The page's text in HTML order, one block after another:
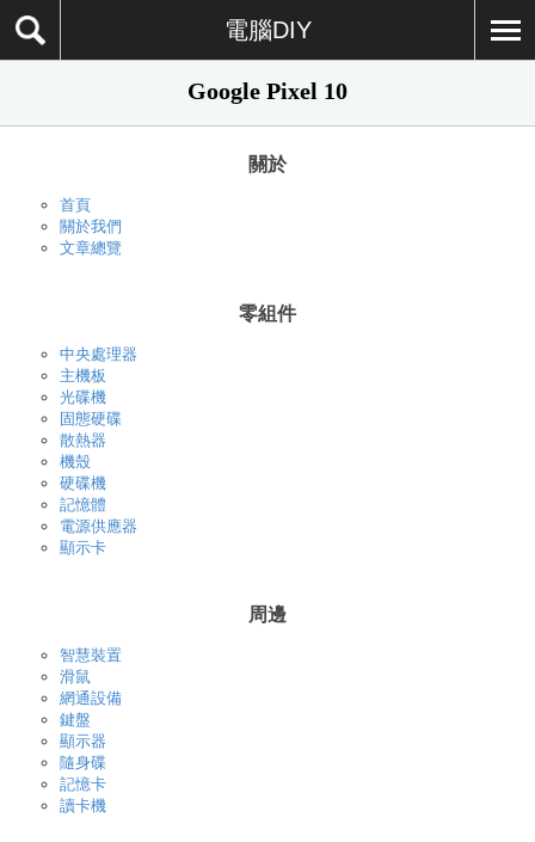
電腦DIY
Google Pixel 10
關於
首頁
關於我們
文章總覽
零組件
中央處理器
主機板
光碟機
固態硬碟
散熱器
機殼
硬碟機
記憶體
電源供應器
顯示卡
周邊
智慧裝置
滑鼠
網通設備
鍵盤
顯示器
隨身碟
記憶卡
讀卡機